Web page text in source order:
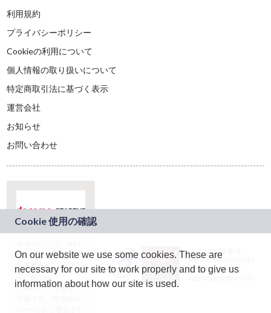
利用規約
プライバシーポリシー
Cookieの利用について
個人情報の取り扱いについて
特定商取引法に基づく表示
運営会社
お知らせ
お問い合わせ
ドコモグループの新
規事業創出プログラ
ム「docomo
STARTUP」を通じて
JASRAC許諾番号：
9024936001Y45037
JASRAC許諾番号：
On our website we use some cookies. These are
necessary for our site to work properly and to give us
information about how our site is used.